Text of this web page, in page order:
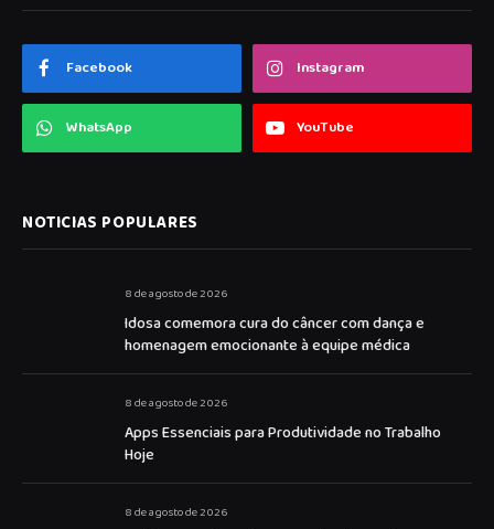
Facebook Instagram
WhatsApp YouTube
NOTICIAS POPULARES
8 de agosto de 2026
Idosa comemora cura do câncer com dança e
homenagem emocionante à equipe médica
8 de agosto de 2026
Apps Essenciais para Produtividade no Trabalho
Hoje
8 de agosto de 2026